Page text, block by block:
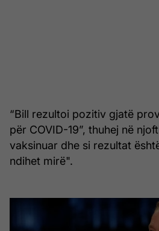
“Bill rezultoi pozitiv gjatë
për COVID-19”, thuhej në
vaksinuar dhe si rezultat
ndihet mirë".